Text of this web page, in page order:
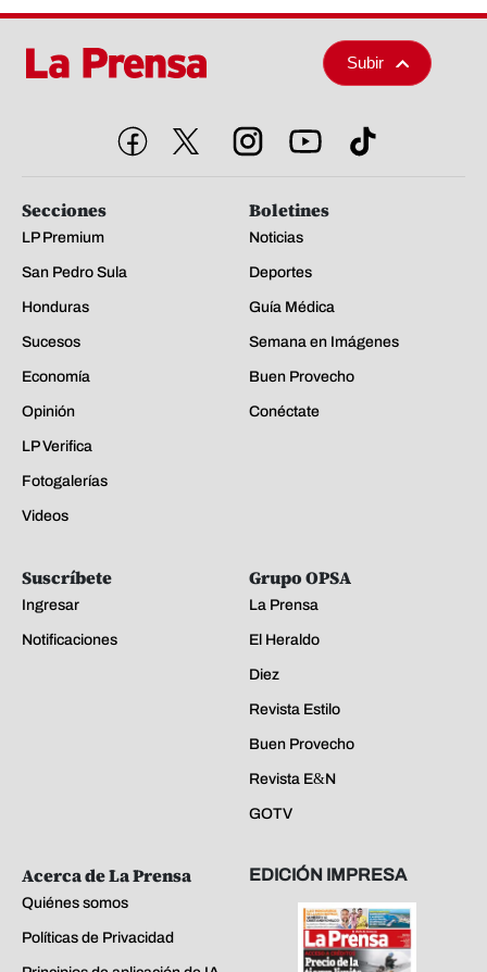
Subir
Secciones
LP Premium
San Pedro Sula
Honduras
Sucesos
Economía
Opinión
LP Verifica
Fotogalerías
Videos
Boletines
Noticias
Deportes
Guía Médica
Semana en Imágenes
Buen Provecho
Conéctate
Suscríbete
Ingresar
Notificaciones
Grupo OPSA
La Prensa
El Heraldo
Diez
Revista Estilo
Buen Provecho
Revista E&N
GOTV
Acerca de La Prensa
Quiénes somos
Políticas de Privacidad
EDICIÓN IMPRESA